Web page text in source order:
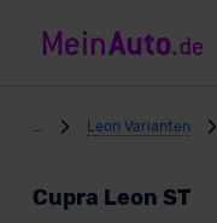
Leon Varianten
Cupra Leon ST